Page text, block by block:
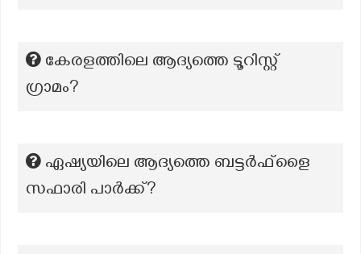
കേരളത്തിലെ ആദ്യത്തെ ടൂറിസ്റ്റ്
ഗ്രാമം?
ഏഷ്യയിലെ ആദ്യത്തെ ബട്ടർഫ്ളൈ
സഫാരി പാർക്ക്?